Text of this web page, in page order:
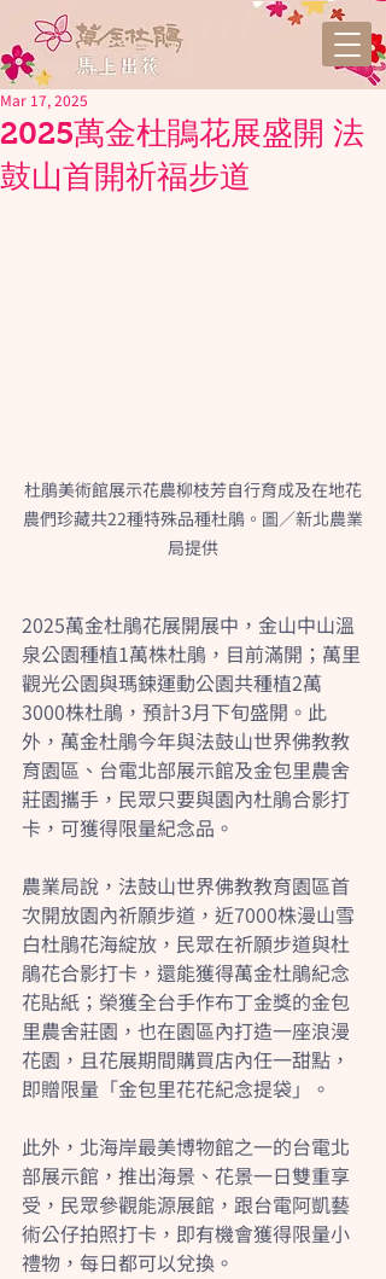
2025萬金杜鵑花展盛開 法
鼓山首開祈福步道
Mar 17, 2025
杜鵑美術館展示花農柳枝芳自行育成及在地花
農們珍藏共22種特殊品種杜鵑。圖／新北農業
局提供
2025萬金杜鵑花展開展中，金山中山溫
泉公園種植1萬株杜鵑，目前滿開；萬里
觀光公園與瑪鋉運動公園共種植2萬
3000株杜鵑，預計3月下旬盛開。此
外，萬金杜鵑今年與法鼓山世界佛教教
育園區、台電北部展示館及金包里農舍
莊園攜手，民眾只要與園內杜鵑合影打
卡，可獲得限量紀念品。
農業局說，法鼓山世界佛教教育園區首
次開放園內祈願步道，近7000株漫山雪
白杜鵑花海綻放，民眾在祈願步道與杜
鵑花合影打卡，還能獲得萬金杜鵑紀念
花貼紙；榮獲全台手作布丁金獎的金包
里農舍莊園，也在園區內打造一座浪漫
花園，且花展期間購買店內任一甜點，
即贈限量「金包里花花紀念提袋」。
此外，北海岸最美博物館之一的台電北
部展示館，推出海景、花景一日雙重享
受，民眾參觀能源展館，跟台電阿凱藝
術公仔拍照打卡，即有機會獲得限量小
禮物，每日都可以兌換。